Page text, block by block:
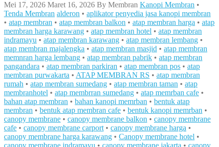
Mei 17, 2026 Maret 16, 2026 By Membran Kanopi Membran •
Tenda Membran alderon • aplikator penyedia jasa kanopi membran
• atap membran • atap membran balkon • atap membran harga • atap
membran harga karawang • atap membran hotel • atap membran
indramayu • atap membran karawang • atap membran lembang •
atap membran majalengka • atap membran masjid • atap membran
memnran harga lembang • atap membran pabrik • atap membran
pangandara • atap membran parkiran • atap membran pos • atap
membran purwakarta • ATAP MEMBRAN RS • atap membran
rumah • atap membran sumedang • atap membran taman • atap
membranhotel • atap membrran sumedang • atap memrban cafe •
bahan atap membran • bahan kanopi memrban • bentuk atap
membran • bentuk atap membran cafe • bentuk kanopi memrban •
canopy membrane • canopy membrane balkon • canopy membrane
cafe • canopy membrane carport • canopy membrane harga •
canopy membrane harga karawang • Canopy membrane hotel •